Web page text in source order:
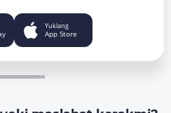
Yuklang
App Store